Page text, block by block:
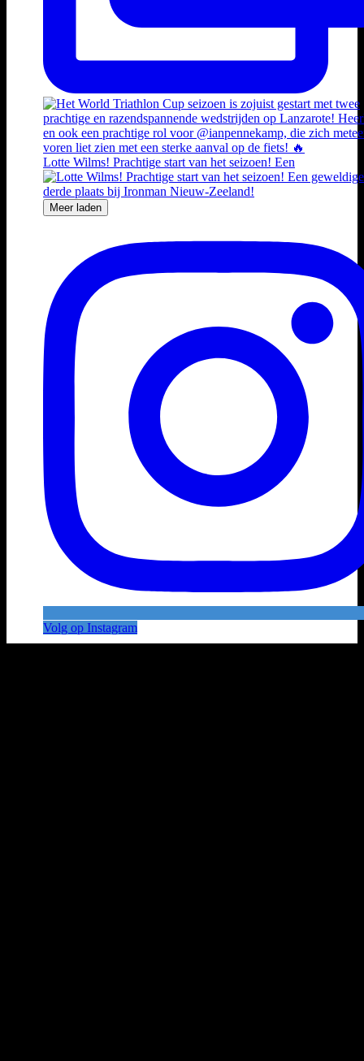
Lotte Wilms! Prachtige start van het seizoen! Een
Meer laden
Volg op Instagram